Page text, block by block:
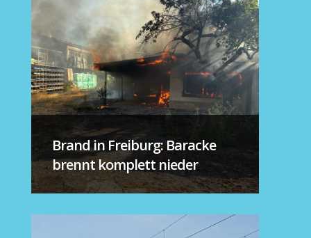
Brand in Freiburg: Baracke
brennt komplett nieder